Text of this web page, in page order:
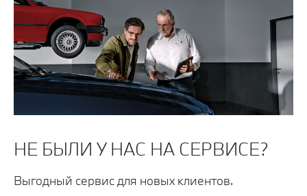
НЕ БЫЛИ У НАС НА СЕРВИСЕ?
Выгодный сервис для новых клиентов.